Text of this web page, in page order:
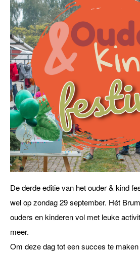
De derde editie van het ouder & kind
wel op zondag 29 september. Hét
ouders en kinderen vol met leuke
meer.
Om deze dag tot een succes te